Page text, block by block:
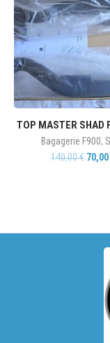
TOP MASTER SHAD
Bagagerie F900,
140,00€ 70,00